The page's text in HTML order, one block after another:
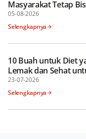
Masyarakat Tetap
Perlindungan
05-08-2026
Selengkapnya
10 Buah untuk Diet
Lemak dan Sehat
23-07-2026
Selengkapnya